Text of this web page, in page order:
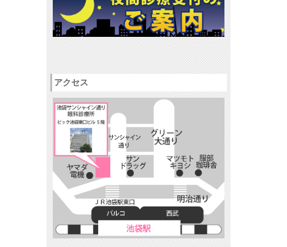
アクセス